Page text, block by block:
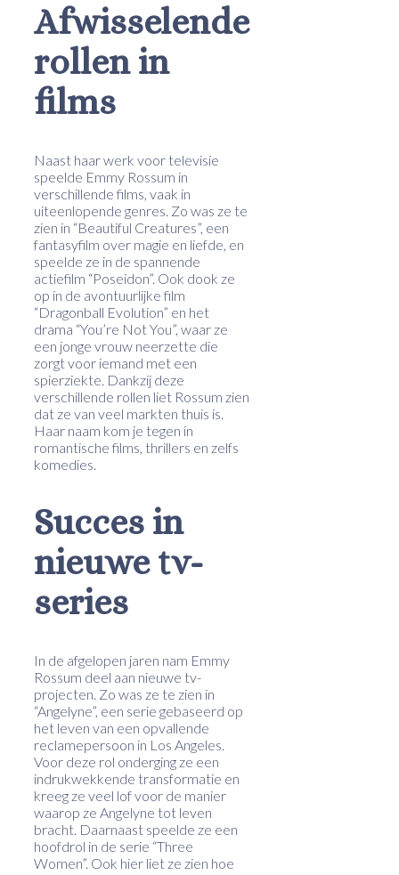
Afwisselende
rollen in
films
Naast haar werk voor televisie
speelde Emmy Rossum in
verschillende films, vaak in
uiteenlopende genres. Zo was ze te
zien in “Beautiful Creatures”, een
fantasyfilm over magie en liefde, en
speelde ze in de spannende
actiefilm “Poseidon”. Ook dook ze
op in de avontuurlijke film
“Dragonball Evolution” en het
drama “You’re Not You”, waar ze
een jonge vrouw neerzette die
zorgt voor iemand met een
spierziekte. Dankzij deze
verschillende rollen liet Rossum zien
dat ze van veel markten thuis is.
Haar naam kom je tegen in
romantische films, thrillers en zelfs
komedies.
Succes in
nieuwe tv-
series
In de afgelopen jaren nam Emmy
Rossum deel aan nieuwe tv-
projecten. Zo was ze te zien in
“Angelyne”, een serie gebaseerd op
het leven van een opvallende
reclamepersoon in Los Angeles.
Voor deze rol onderging ze een
indrukwekkende transformatie en
kreeg ze veel lof voor de manier
waarop ze Angelyne tot leven
bracht. Daarnaast speelde ze een
hoofdrol in de serie “Three
Women”. Ook hier liet ze zien hoe